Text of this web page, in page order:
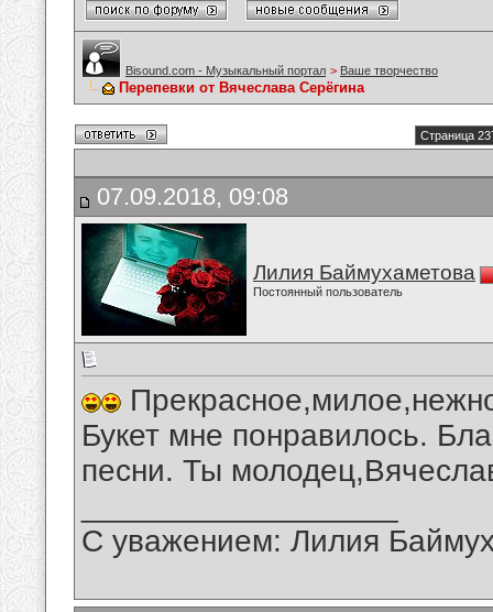
Bisound.com - Музыкальный портал > Ваше творчество
Перепевки от Вячеслава Серёгина
Страница
07.09.2018, 09:08
Лилия Баймухаметова
Постоянный пользователь
Букет мне понравилось.
песни. Ты
С уважением: Лилия